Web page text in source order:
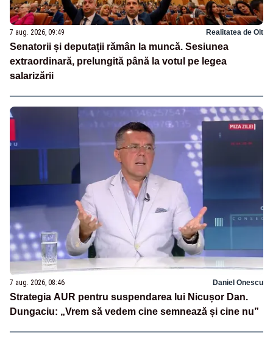
7 aug. 2026, 09:49 Realitatea de Olt
Senatorii și deputații rămân la muncă. Sesiunea
extraordinară, prelungită până la votul pe legea
salarizării
7 aug. 2026, 08:46 Daniel Onescu
Strategia AUR pentru suspendarea lui Nicușor Dan.
Dungaciu: „Vrem să vedem cine semnează și cine nu”